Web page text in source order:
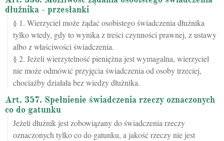
dłużnika - przesłanki
§ 1. Wierzyciel może żądać osobistego świadczenia dłużnika
tylko wtedy, gdy to wynika z treści czynności prawnej, z ustawy
albo z właściwości świadczenia.
§ 2. Jeżeli wierzytelność pieniężna jest wymagalna, wierzyciel
nie może odmówić przyjęcia świadczenia od osoby trzeciej,
chociażby działała bez wiedzy dłużnika.
Art. 357. Spełnienie świadczenia rzeczy oznaczonych
co do gatunku
Jeżeli dłużnik jest zobowiązany do świadczenia rzeczy
oznaczonych tylko co do gatunku, a jakość rzeczy nie jest